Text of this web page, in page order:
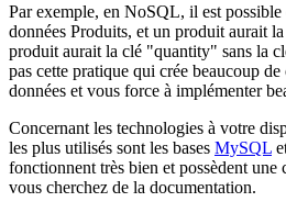
Par exemple, en NoSQL, il est
données Produits, et un produit aurait
produit aurait la clé "quantity" sans la
pas cette pratique qui crée beaucoup
données et vous force à implémenter
Concernant les technologies à votre
les plus utilisés sont les bases MySQL
fonctionnent très bien et possèdent une
vous cherchez de la documentation.